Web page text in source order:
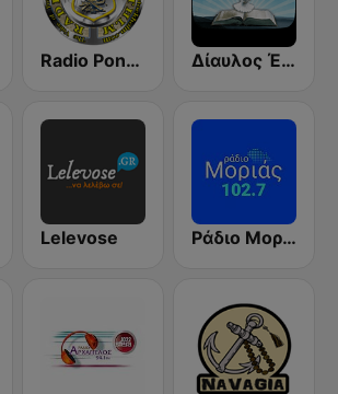
Radio Pontos Stockholm - Ράδιο Πόντος Στοκχόλμης Δίαυλος Ένα 99.7 FM
Lelevose Ράδιο Μοριάς 102.7